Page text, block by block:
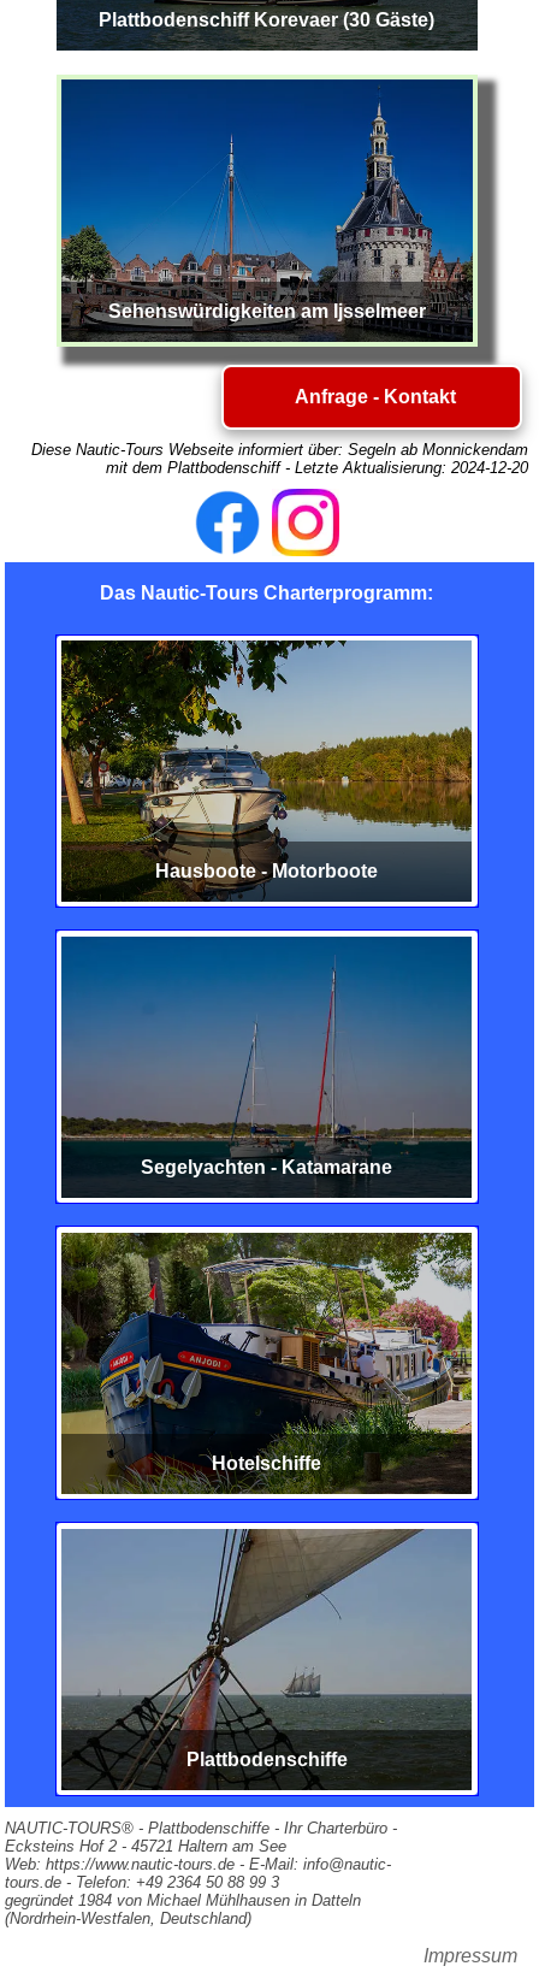
Plattbodenschiff Korevaer (30 Gäste)
Sehenswürdigkeiten am Ijsselmeer
Anfrage - Kontakt
Diese Nautic-Tours Webseite informiert über:Segeln ab Monnickendam
mit dem Plattbodenschiff- Letzte Aktualisierung:2024-12-20
Das Nautic-Tours Charterprogramm:
Hausboote - Motorboote
Segelyachten - Katamarane
Hotelschiffe
Plattbodenschiffe
NAUTIC-TOURS® - Plattbodenschiffe - Ihr Charterbüro -
Ecksteins Hof 2 -45721 Haltern am See
Web:https://www.nautic-tours.de - E-Mail:info@nautic-
tours.de - Telefon:+49 2364 50 88 99 3
gegründet1984 vonMichael Mühlhausen inDatteln
(Nordrhein-Westfalen, Deutschland)
Impressum